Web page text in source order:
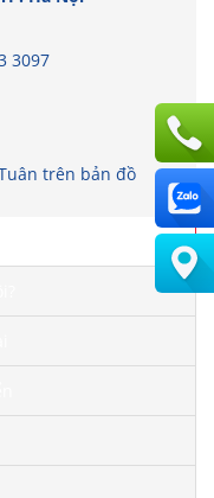
3097
trên bản đồ